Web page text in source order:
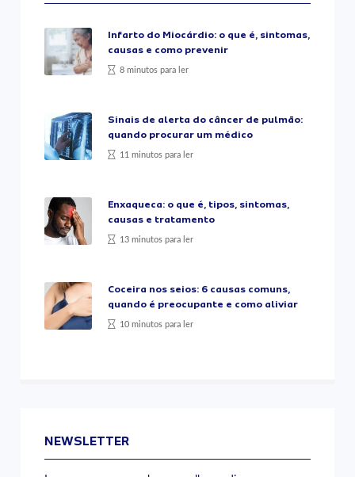
Infarto do Miocárdio: o que é, sintomas,
causas e como prevenir
8 minutos para ler
Sinais de alerta do câncer de pulmão:
quando procurar um médico
11 minutos para ler
Enxaqueca: o que é, tipos, sintomas,
causas e tratamento
13 minutos para ler
Coceira nos seios: 6 causas comuns,
quando é preocupante e como aliviar
10 minutos para ler
NEWSLETTER